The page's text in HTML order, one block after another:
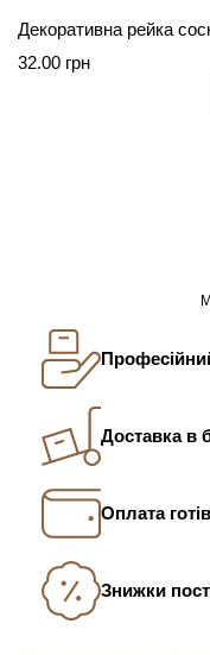
Декоративна рейка
32.00 грн
Доставка в
Оплата
Знижки